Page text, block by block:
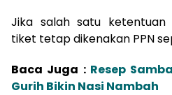
Jika salah satu
tiket tetap dikenakan PPN
Baca Juga : Resep
Gurih Bikin Nasi Nambah